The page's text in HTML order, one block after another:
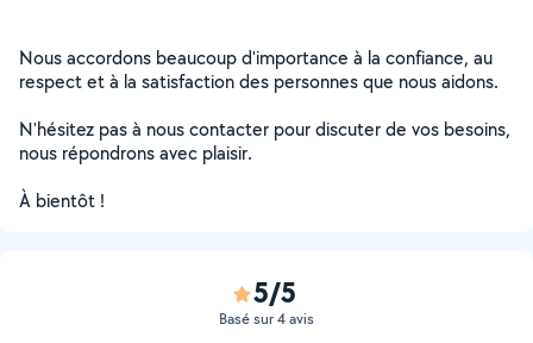
Nous accordons beaucoup d'importance à la confiance, au
respect et à la satisfaction des personnes que nous aidons.
N'hésitez pas à nous contacter pour discuter de vos besoins,
nous répondrons avec plaisir.
À bientôt !
5/5
Basé sur 4 avis